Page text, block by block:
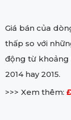
Giá bán của
thấp so với
động từ khoảng
2014 hay 2015.
>>> Xem thêm: